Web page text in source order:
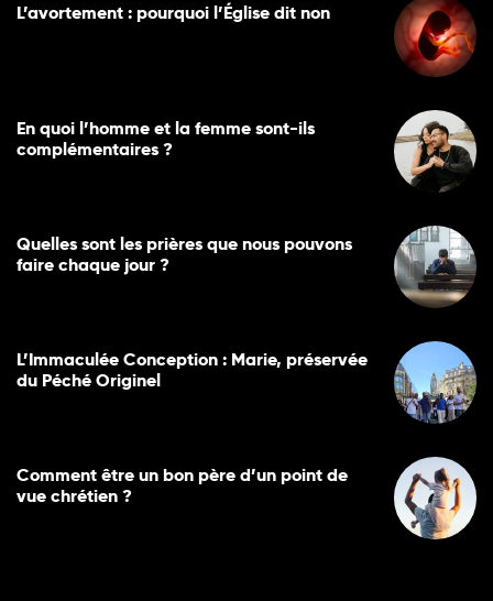
L’avortement : pourquoi l’Église dit non
En quoi l’homme et la femme sont-ils
complémentaires ?
Quelles sont les prières que nous pouvons
faire chaque jour ?
L’Immaculée Conception : Marie, préservée
du Péché Originel
Comment être un bon père d’un point de
vue chrétien ?